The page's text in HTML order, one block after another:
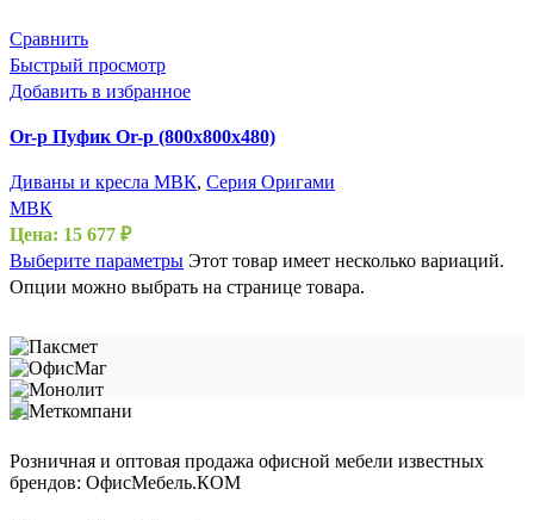
Сравнить
Быстрый просмотр
Добавить в избранное
Or-p Пуфик Or-p (800х800х480)
Диваны и кресла МВК, Серия Оригами
МВК
Цена: 15 677 ₽
Выберите параметры Этот товар имеет несколько вариаций.
Опции можно выбрать на странице товара.
Розничная и оптовая продажа офисной мебели известных
брендов: ОфисМебель.КОМ